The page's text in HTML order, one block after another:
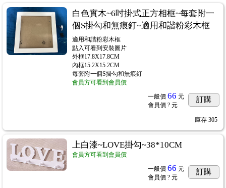
白色實木~6吋掛式正方相框~每套附一
個S掛勾和無痕釘~適用和諧粉彩木框
適用和諧粉彩木框
點入可看到安裝圖片
外框17.8X17.8CM
內框15.2X15.2CM
每套附一個S掛勾和無痕釘
會員方可看到會員價
一般價 66 元
會員價 ? 元
訂購
庫存 305
上白漆~LOVE掛勾~38*10CM
會員方可看到會員價
一般價 66 元
會員價 ? 元
訂購